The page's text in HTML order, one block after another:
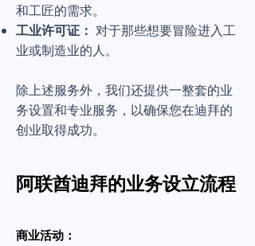
和工匠的需求。
工业许可证： 对于那些想要冒险进入工
业或制造业的人。
除上述服务外，我们还提供一整套的业
务设置和专业服务，以确保您在迪拜的
创业取得成功。
阿联酋迪拜的业务设立流程
商业活动：